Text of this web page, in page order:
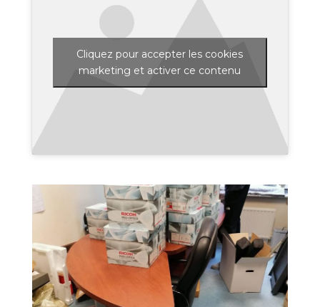
Cliquez pour accepter les cookies
marketing et activer ce contenu